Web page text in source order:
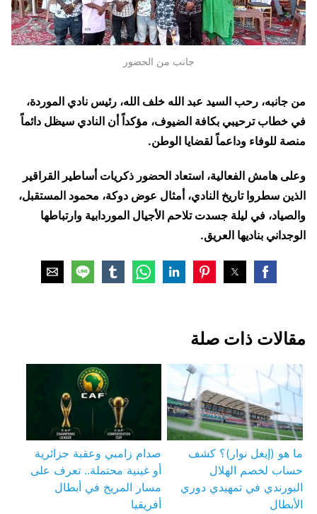
جانب من الحضور
من جانبه، رحب السيد عبد الله خلف الله، رئيس نادي الموردة،
في خطاب ترحيبي بكافة الضيوف، مؤكداً أن النادي سيظل دائماً
منصة للوفاء وداعماً لقضايا الوطن.
وعلى هامش الفعالية، استعاد الحضور ذكريات أساطير القراقير
الذين سطروا تاريخ النادي، أمثال عوض دوكة، محمود المستقبل،
والصياد، في ليلة جسدت تلاحم الأجيال الموردابية وارتباطها
الوجداني بناديها العريق.
مقالات ذات صلة
ما هو (إيغل نوار)؟ كشف
حساب لخصم الهلال
البورندي في تمهيدي دوري
الأبطال
صدام زامبي وعقبة جزائرية
أو غينية محتملة.. تعرف على
مسار المريخ في أبطال
أفريقيا